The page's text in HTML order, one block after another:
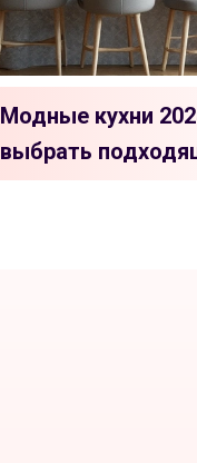
Модные кухни
выбрать